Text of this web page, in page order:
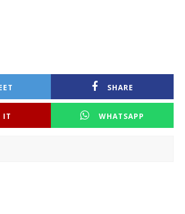
SHARE
IT WHATSAPP